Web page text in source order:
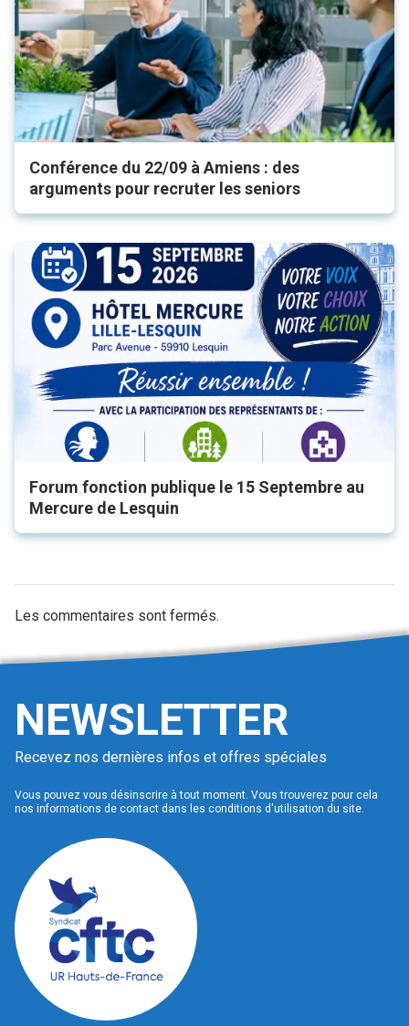
Conférence du 22/09 à Amiens : des
arguments pour recruter les seniors
Forum fonction publique le 15 Septembre au
Mercure de Lesquin
Les commentaires sont fermés.
NEWSLETTER
Recevez nos dernières infos et offres spéciales
Vous pouvez vous désinscrire à tout moment. Vous trouverez pour cela
nos informations de contact dans les conditions d'utilisation du site.